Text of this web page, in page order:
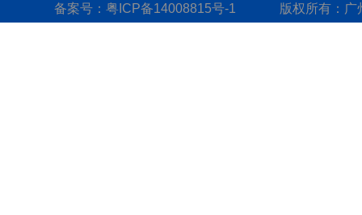
备案号： 粤ICP备14008815号-1 版权所有： 广